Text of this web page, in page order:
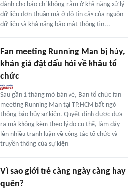
dành cho báo chí không nằm ở khả năng xử lý
dữ liệu đơn thuần mà ở độ tin cậy của nguồn
dữ liệu và khả năng bảo mật thông tin...
Fan meeting Running Man bị hủy,
khán giả đặt dấu hỏi về khâu tổ
chức
Sau gần 1 tháng mở bán vé, Ban tổ chức fan
meeting Running Man tại TP.HCM bất ngờ
thông báo hủy sự kiện. Quyết định được đưa
ra mà không kèm theo lý do cụ thể, làm dấy
lên nhiều tranh luận về công tác tổ chức và
truyền thông của sự kiện.
Vì sao giới trẻ càng ngày càng hay
quên?